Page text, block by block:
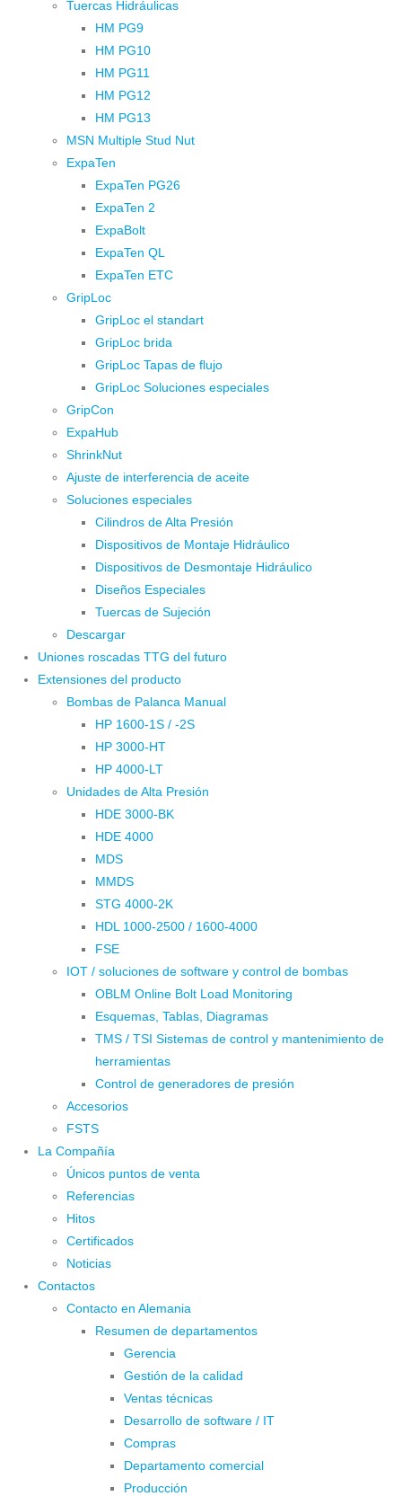
Tuercas Hidráulicas
HM PG9
HM PG10
HM PG11
HM PG12
HM PG13
MSN Multiple Stud Nut
ExpaTen
ExpaTen PG26
ExpaTen 2
ExpaBolt
ExpaTen QL
ExpaTen ETC
GripLoc
GripLoc el standart
GripLoc brida
GripLoc Tapas de flujo
GripLoc Soluciones especiales
GripCon
ExpaHub
ShrinkNut
Ajuste de interferencia de aceite
Soluciones especiales
Cilindros de Alta Presión
Dispositivos de Montaje Hidráulico
Dispositivos de Desmontaje Hidráulico
Diseños Especiales
Tuercas de Sujeción
Descargar
Uniones roscadas TTG del futuro
Extensiones del producto
Bombas de Palanca Manual
HP 1600-1S / -2S
HP 3000-HT
HP 4000-LT
Unidades de Alta Presión
HDE 3000-BK
HDE 4000
MDS
MMDS
STG 4000-2K
HDL 1000-2500 / 1600-4000
FSE
IOT / soluciones de software y control de bombas
OBLM Online Bolt Load Monitoring
Esquemas, Tablas, Diagramas
TMS / TSI Sistemas de control y mantenimiento de
herramientas
Control de generadores de presión
Accesorios
FSTS
La Compañía
Únicos puntos de venta
Referencias
Hitos
Certificados
Noticias
Contactos
Contacto en Alemania
Resumen de departamentos
Gerencia
Gestión de la calidad
Ventas técnicas
Desarrollo de software / IT
Compras
Departamento comercial
Producción